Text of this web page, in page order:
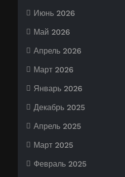
Июнь 2026
Май 2026
Апрель 2026
Март 2026
Январь 2026
Декабрь 2025
Апрель 2025
Март 2025
Февраль 2025